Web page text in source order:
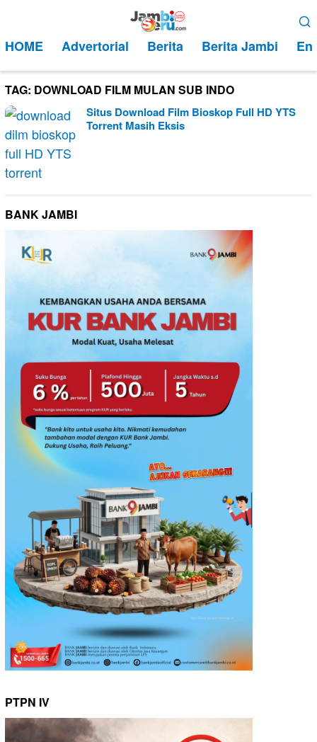
kontenMobile
HOME Advertorial Berita Berita Jambi
TAG: DOWNLOAD FILM MULAN SUB INDO
Situs Download Film Bioskop Full HD YTS
Torrent Masih Eksis
BANK JAMBI
PTPN IV